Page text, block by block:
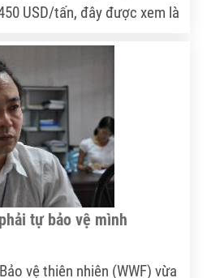
USD/tấn, đây được xem là
tự bảo vệ mình
vệ thiên nhiên (WWF) vừa